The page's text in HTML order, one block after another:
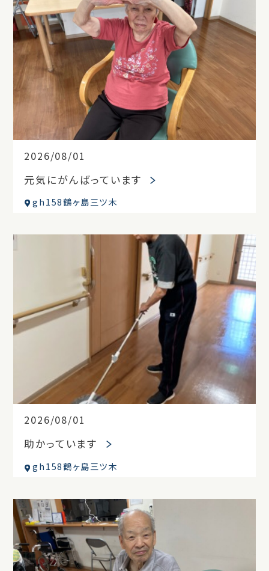
2026/08/01
元気にがんばっています
gh158鶴ヶ島三ツ木
2026/08/01
助かっています
gh158鶴ヶ島三ツ木